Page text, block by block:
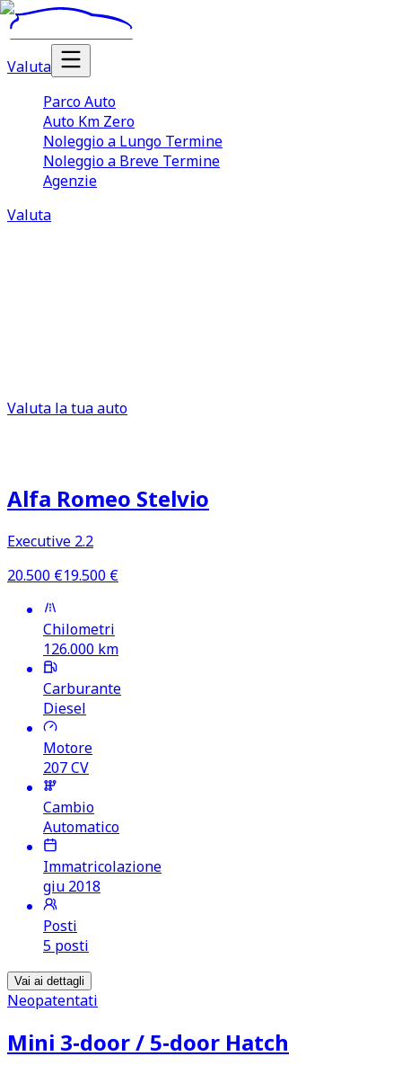
Valuta
Parco Auto
Auto Km Zero
Noleggio a Lungo Termine
Noleggio a Breve Termine
Agenzie
Valuta
Valuta la tua auto
Alfa Romeo Stelvio
Executive 2.2
20.500 €19.500 €
Chilometri
126.000 km
Carburante
Diesel
Motore
207CV
Cambio
Automatico
Immatricolazione
giu 2018
Posti
5 posti
Vai ai dettagli
Neopatentati
Mini 3‑door /​ 5‑door Hatch